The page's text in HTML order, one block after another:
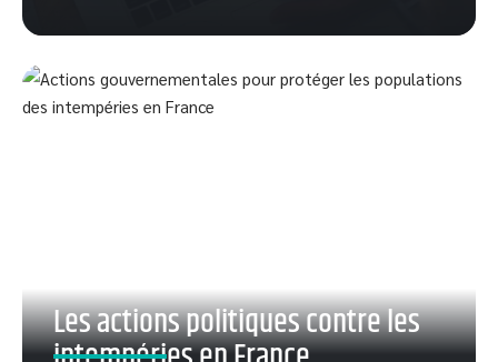
Les actions politiques contre les